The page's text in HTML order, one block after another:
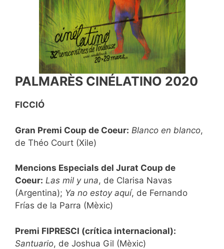
PALMARÈS CINÉLATINO 2020
FICCIÓ
Gran Premi Coup de Coeur: Blanco en blanco,
de Théo Court (Xile)
Mencions Especials del Jurat Coup de
Coeur: Las mil y una, de Clarisa Navas
(Argentina); Ya no estoy aquí, de Fernando
Frías de la Parra (Mèxic)
Premi FIPRESCI (crítica internacional):
Santuario, de Joshua Gil (Mèxic)